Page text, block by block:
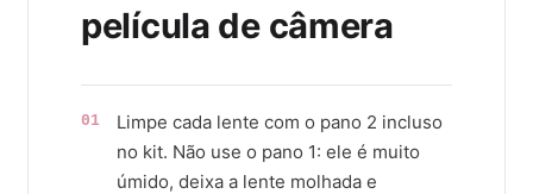
película de câmera
01
Limpe cada lente com o pano 2 incluso
no kit. Não use o pano 1: ele é muito
úmido, deixa a lente molhada e